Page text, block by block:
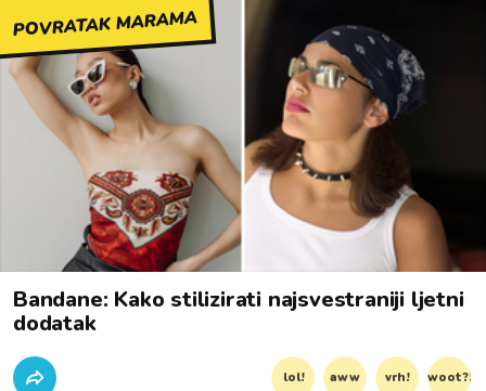
POVRATAK MARAMA
Bandane: Kako stilizirati najsvestraniji ljetni
dodatak
lol! aww vrh! woot?!